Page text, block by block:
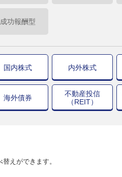
成功報酬型
国内株式 内外株式
海外債券
不動産投信
（REIT）
えができます。